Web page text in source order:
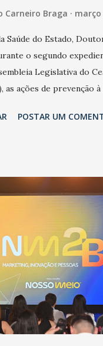
Carneiro Braga março
Saúde do Estado,
o segundo
Legislativa do
as ações de prevenção
do Estado na
e de cuidados com
“Nós não
como temos em
de dengue, influenza
com um vírus
maior que outros
ele, é uma
alta, podendo gerar um
sistema de saúde.
risco da doença, para
POSTAR UM